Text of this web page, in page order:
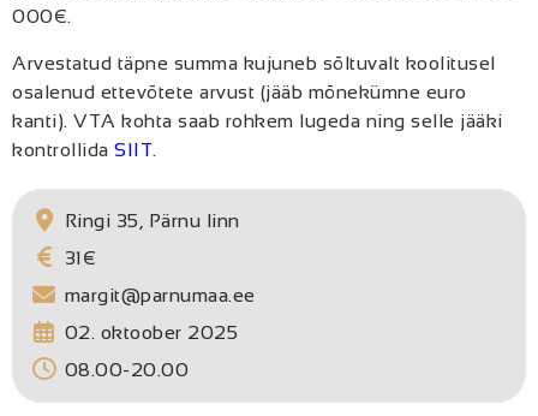
000€.
Arvestatud täpne summa kujuneb sõltuvalt koolitusel
osalenud ettevõtete arvust (jääb mõnekümne euro
kanti). VTA kohta saab rohkem lugeda ning selle jääki
kontrollida SIIT.
Ringi 35, Pärnu linn
31€
margit@parnumaa.ee
02. oktoober 2025
08.00-20.00